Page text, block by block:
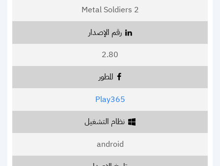
Metal Soldiers 2
رقم الإصدار
2.80
المطور
Play365
نظام التشغيل
android